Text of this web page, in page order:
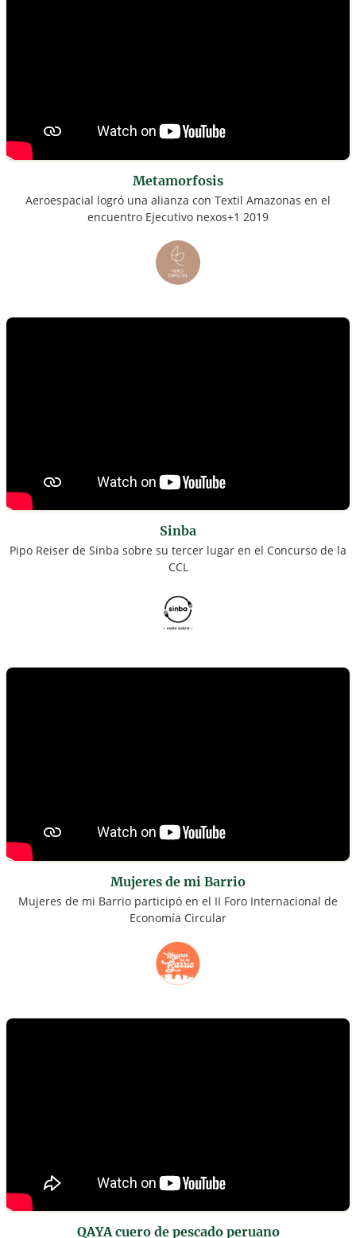
Metamorfosis
Aeroespacial logró una alianza con Textil Amazonas en el
encuentro Ejecutivo nexos+1 2019
Sinba
Pipo Reiser de Sinba sobre su tercer lugar en el Concurso de la
CCL
Mujeres de mi Barrio
Mujeres de mi Barrio participó en el II Foro Internacional de
Economía Circular
QAYA cuero de pescado peruano